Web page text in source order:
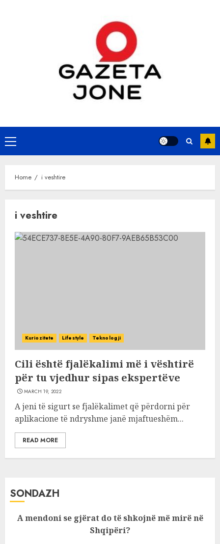
Primary
Menu
Home i veshtire
i veshtire
Kuriozitete Lifestyle Teknologji
Cili është fjalëkalimi më i vështirë
për tu vjedhur sipas ekspertëve
MARCH 19, 2022
A jeni të sigurt se fjalëkalimet që përdorni për
aplikacione të ndryshme janë mjaftueshëm...
READ MORE
SONDAZH
A mendoni se gjërat do të shkojnë më mirë në
Shqipëri?